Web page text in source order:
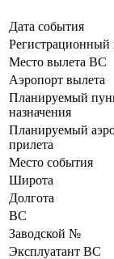
Дата события
Место вылета ВС
Аэропорт вылета
Планируемый
назначения
Планируемый
прилета
Место события
Широта
Долгота
ВС
Заводской №
Эксплуатант ВС